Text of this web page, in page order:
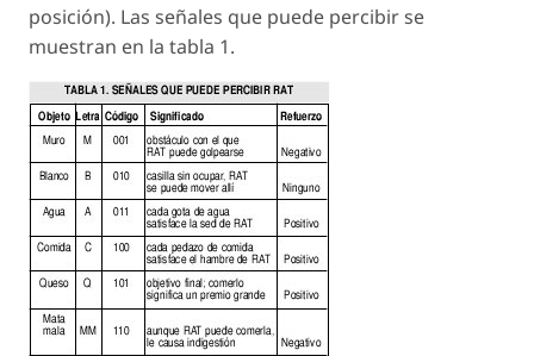
posición). Las señales que puede percibir se
muestran en la tabla 1.